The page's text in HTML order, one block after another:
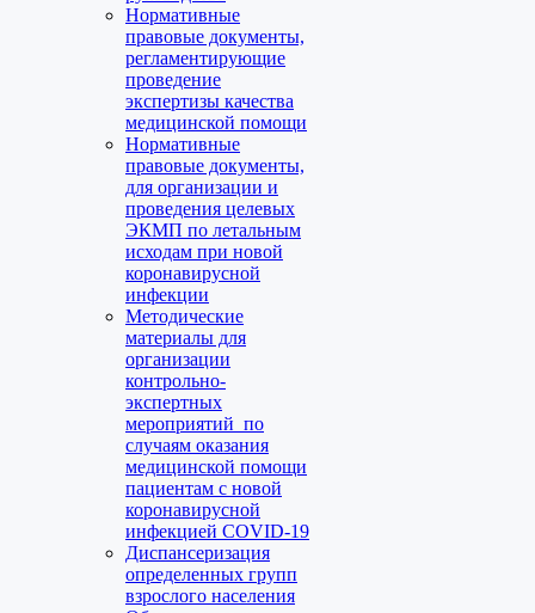
Нормативные
правовые документы,
регламентирующие
проведение
экспертизы качества
медицинской помощи
Нормативные
правовые документы,
для организации и
проведения целевых
ЭКМП по летальным
исходам при новой
коронавирусной
инфекции
Методические
материалы для
организации
контрольно-
экспертных
мероприятий по
случаям оказания
медицинской помощи
пациентам с новой
коронавирусной
инфекцией COVID-19
Диспансеризация
определенных групп
взрослого населения